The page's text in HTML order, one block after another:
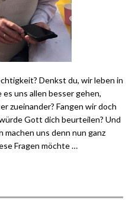
Denkst du, wir leben in
uns allen besser gehen,
zueinander? Fangen wir doch
Gott dich beurteilen? Und
uns denn nun ganz
Fragen möchte …